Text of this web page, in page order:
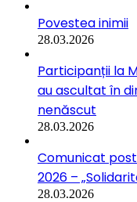
Povestea inimii
28.03.2026
Participanții la
au ascultat în
nenăscut
28.03.2026
Comunicat
2026 –
28.03.2026